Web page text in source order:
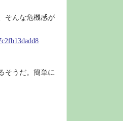
そんな危機感が
そうだ。簡単に